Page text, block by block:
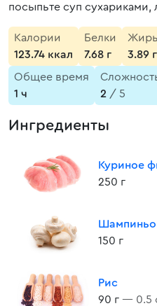
посыпьте суп
Калории
123.74 ккал
Белки
7.68 г
3.89 г
Общее время
1 ч
2 / 5
Ингредиенты
Куриное
250 г
150 г
Рис
90 г — 0.5